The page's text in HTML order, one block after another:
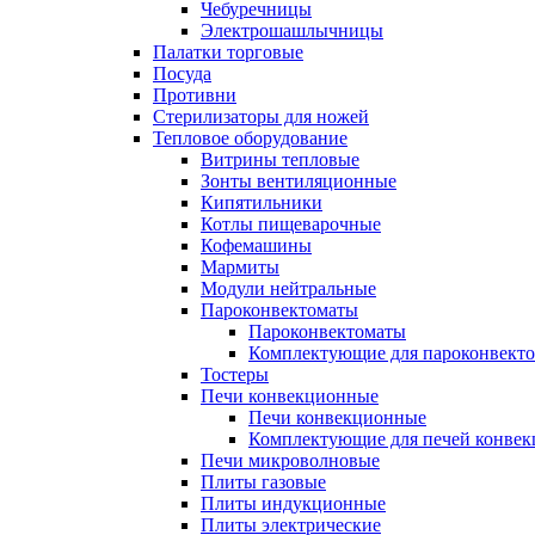
Чебуречницы
Электрошашлычницы
Палатки торговые
Посуда
Противни
Стерилизаторы для ножей
Тепловое оборудование
Витрины тепловые
Зонты вентиляционные
Кипятильники
Котлы пищеварочные
Кофемашины
Мармиты
Модули нейтральные
Пароконвектоматы
Пароконвектоматы
Комплектующие для
Тостеры
Печи конвекционные
Печи конвекционные
Комплектующие для печей
Печи микроволновые
Плиты газовые
Плиты индукционные
Плиты электрические